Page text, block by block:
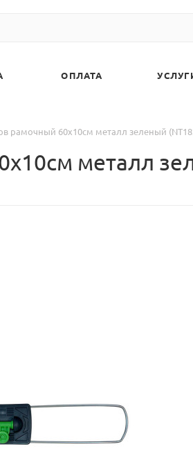
ОПЛАТА
рамочный 60х10см металл зеленый
металл